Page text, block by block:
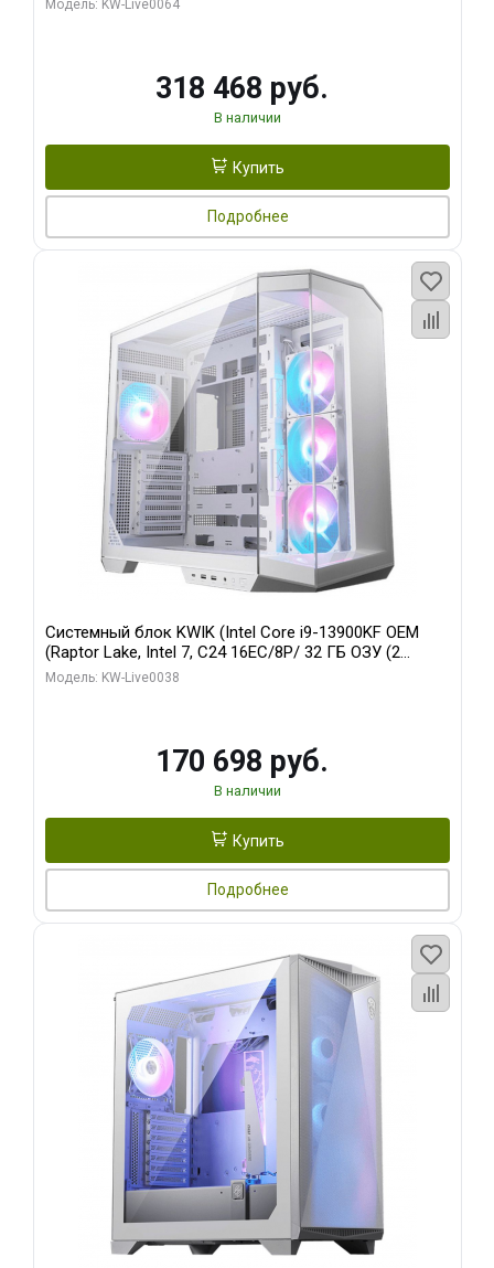
Модель: KW-Live0064
318 468 руб.
В наличии
Купить
Подробнее
Системный блок KWIK (Intel Core i9-13900KF OEM
(Raptor Lake, Intel 7, C24 16EC/8P/ 32 ГБ ОЗУ (2
модуля)/ Gigabyte RX9070XT GAMING OC 16GB GDDR6
Модель: KW-Live0038
170 698 руб.
В наличии
Купить
Подробнее